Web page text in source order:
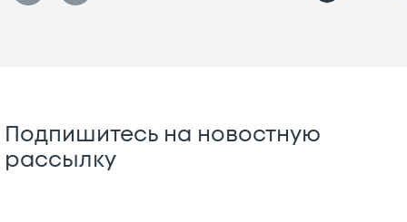
Подпишитесь на новостную
рассылку